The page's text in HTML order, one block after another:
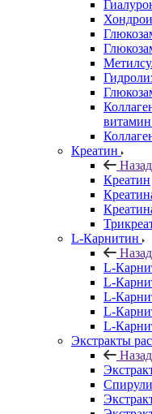
Креатин
Назад
Креатин
L-Карнитин
Назад
L-
L-
L-
L-
L-
Экстракты
Назад